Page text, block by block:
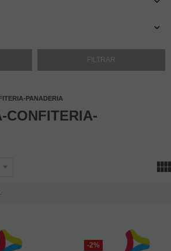
PANADERIA
CONFITERIA-
-2%